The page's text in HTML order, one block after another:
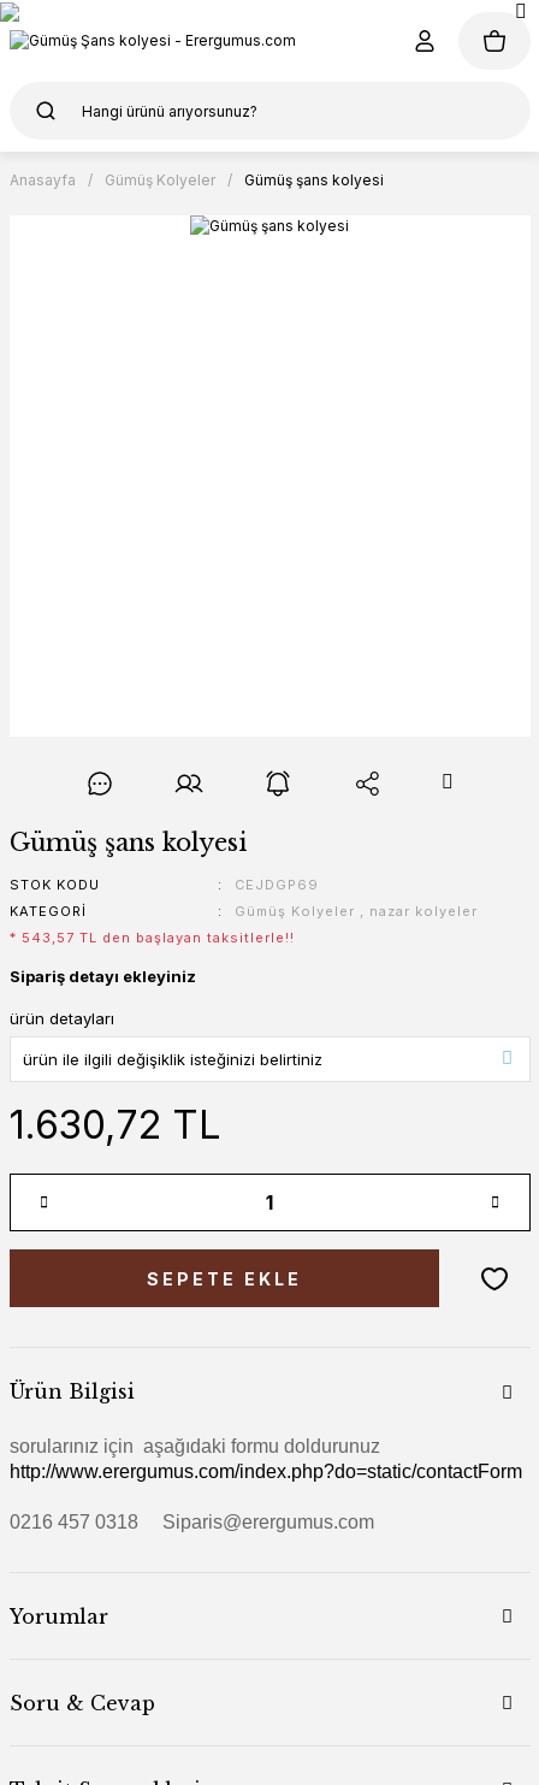
Anasayfa Gümüş Kolyeler Gümüş şans kolyesi
Gümüş şans kolyesi
STOK KODU
CEJDGP69
KATEGORI
Gümüş Kolyeler , nazar kolyeler
* 543,57 TL den başlayan taksitlerle!!
Sipariş detayı ekleyiniz
ürün detayları
1.630,72 TL
SEPETE EKLE
Ürün Bilgisi
sorularınız için aşağıdaki formu doldurunuz
http://www.erergumus.com/index.php?do=static/contactForm
0216 457 0318 Siparis@erergumus.com
Yorumlar
Soru & Cevap